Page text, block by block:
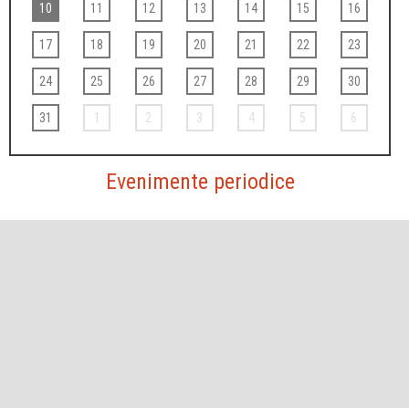
10 11 12 13 14 15 16
17 18 19 20 21 22 23
24 25 26 27 28 29 30
31 1 2 3 4 5 6
Evenimente periodice